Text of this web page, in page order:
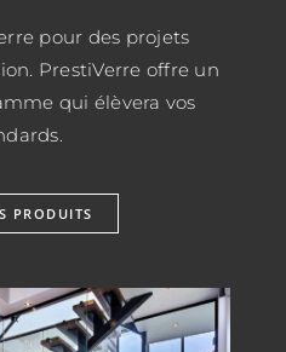
pour des projets
PrestiVerre offre un
qui élèvera vos